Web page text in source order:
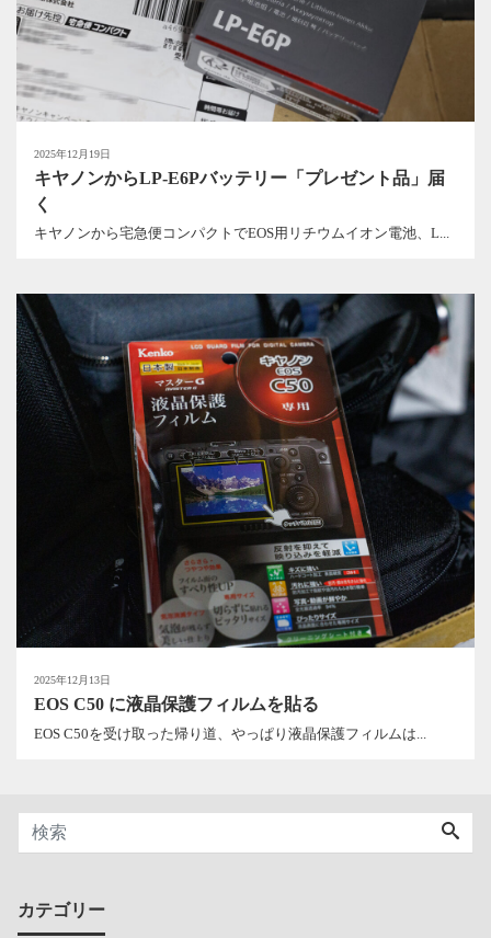
2025年12月19日
キヤノンからLP-E6Pバッテリー「プレゼント品」届
く
キヤノンから宅急便コンパクトでEOS用リチウムイオン電池、L...
2025年12月13日
EOS C50 に液晶保護フィルムを貼る
EOS C50を受け取った帰り道、やっぱり液晶保護フィルムは...
カテゴリー